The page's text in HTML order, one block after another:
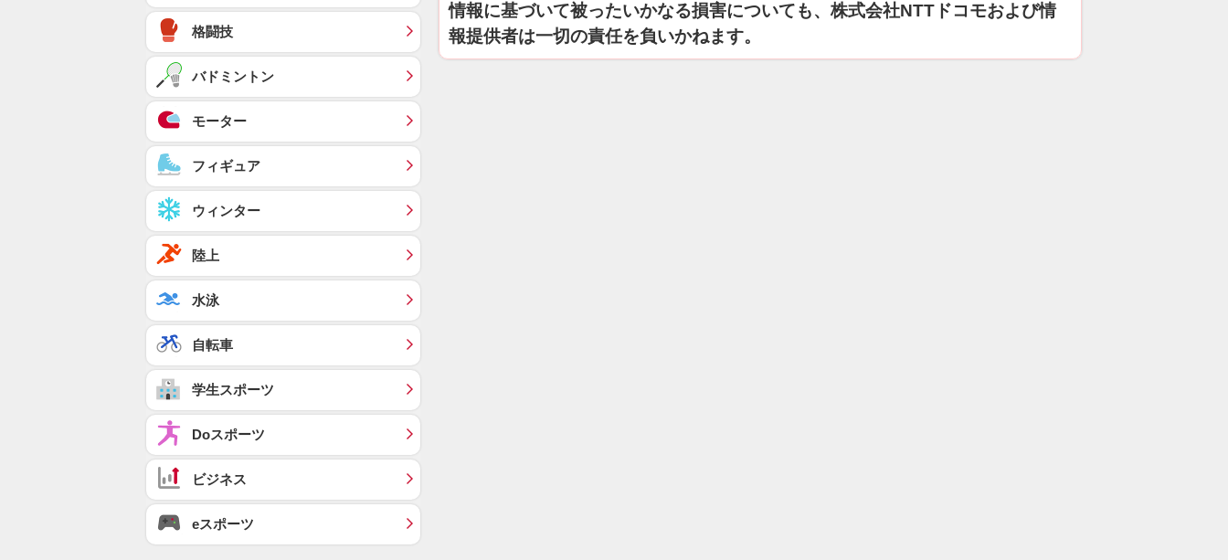
情報に基づいて被ったいかなる損害についても、株式会社NTTドコモおよび情
報提供者は一切の責任を負いかねます。
格闘技
バドミントン
モーター
フィギュア
ウィンター
陸上
水泳
自転車
学生スポーツ
Doスポーツ
ビジネス
eスポーツ